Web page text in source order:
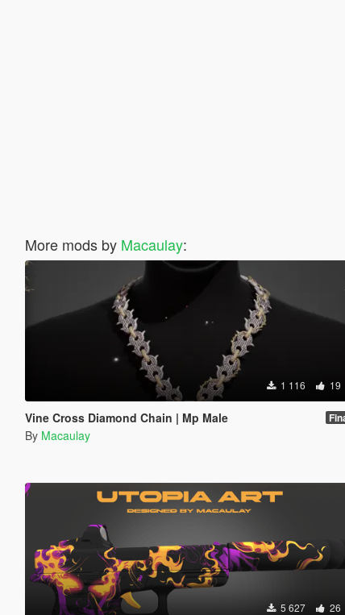
More mods by Macaulay:
1 116 19
Vine Cross Diamond Chain | Mp Male
By Macaulay
5 627 26